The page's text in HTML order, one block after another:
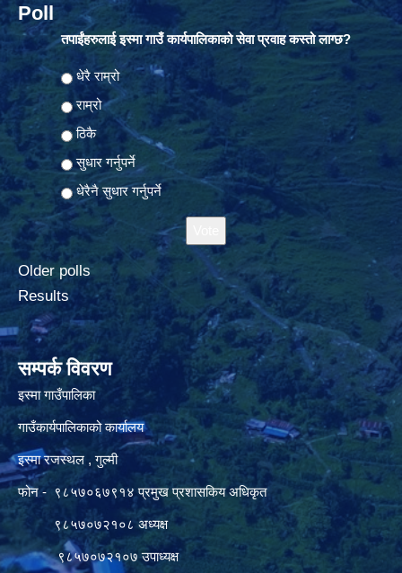
Poll
तपाईंहरुलाई इस्मा गाउँ कार्यपालिकाको सेवा प्रवाह कस्तो लाग्छ?
Choices
धेरै राम्रो
राम्रो
ठिकै
सुधार गर्नुपर्ने
धेरैनै सुधार गर्नुपर्ने
Older polls
Results
सम्पर्क विवरण
इस्मा गाउँपालिका
गाउँकार्यपालिकाको कार्यालय
इस्मा रजस्थल , गुल्मी
फोन - ९८५७०६७९१४ प्रमुख प्रशासकिय अधिकृत
९८५७०७२१०८ अध्यक्ष
९८५७०७२१०७ उपाध्यक्ष